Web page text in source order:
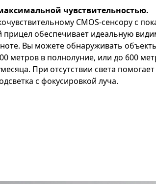
максимальной чувствительностью.
CMOS-сенсору с
прицел обеспечивает идеальную
Вы можете обнаруживать
метров в полнолуние, или до 600
При отсутствии света
с фокусировкой луча.